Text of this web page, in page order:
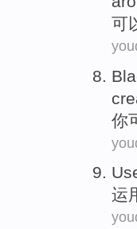
可
你
运